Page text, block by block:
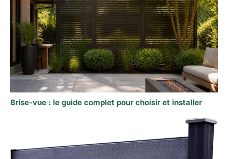
Brise-vue : le guide complet pour choisir et installer